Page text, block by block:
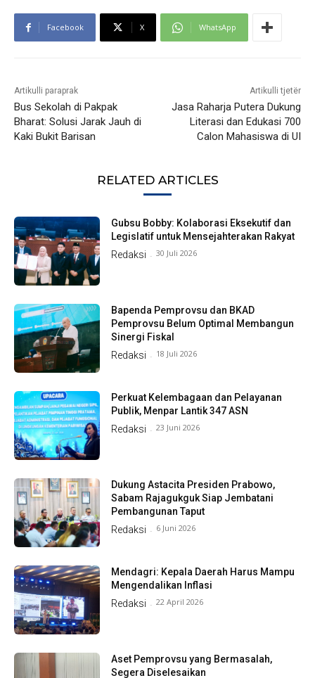
Facebook X WhatsApp
Artikulli paraprak
Bus Sekolah di Pakpak
Bharat: Solusi Jarak Jauh di
Kaki Bukit Barisan
Artikulli tjetër
Jasa Raharja Putera Dukung
Literasi dan Edukasi 700
Calon Mahasiswa di UI
RELATED ARTICLES
Gubsu Bobby: Kolaborasi Eksekutif dan
Legislatif untuk Mensejahterakan Rakyat
Redaksi - 30 Juli 2026
Bapenda Pemprovsu dan BKAD
Pemprovsu Belum Optimal Membangun
Sinergi Fiskal
Redaksi - 18 Juli 2026
Perkuat Kelembagaan dan Pelayanan
Publik, Menpar Lantik 347 ASN
Redaksi - 23 Juni 2026
Dukung Astacita Presiden Prabowo,
Sabam Rajagukguk Siap Jembatani
Pembangunan Taput
Redaksi - 6 Juni 2026
Mendagri: Kepala Daerah Harus Mampu
Mengendalikan Inflasi
Redaksi - 22 April 2026
Aset Pemprovsu yang Bermasalah,
Segera Diselesaikan